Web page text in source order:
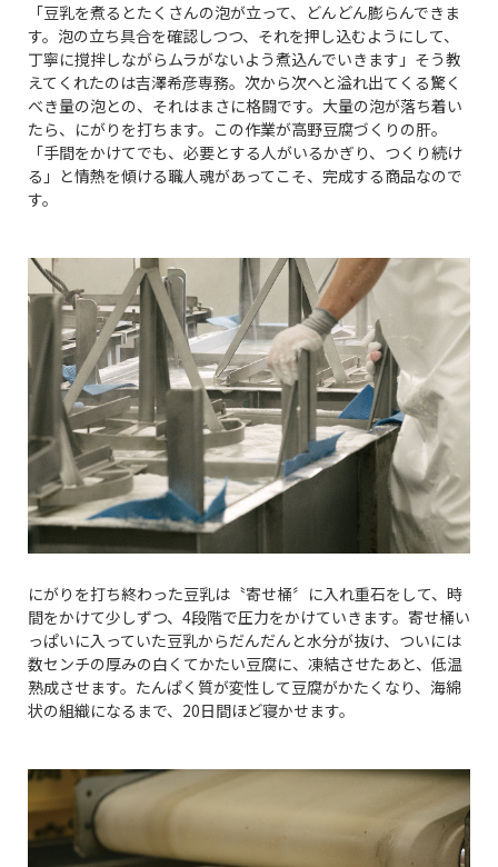
「豆乳を煮るとたくさんの泡が立って、どんどん膨らんできま
す。泡の立ち具合を確認しつつ、それを押し込むようにして、
丁寧に撹拌しながらムラがないよう煮込んでいきます」そう教
えてくれたのは吉澤希彦専務。次から次へと溢れ出てくる驚く
べき量の泡との、それはまさに格闘です。大量の泡が落ち着い
たら、にがりを打ちます。この作業が高野豆腐づくりの肝。
「手間をかけてでも、必要とする人がいるかぎり、つくり続け
る」と情熱を傾ける職人魂があってこそ、完成する商品なので
す。
にがりを打ち終わった豆乳は〝寄せ桶〞に入れ重石をして、時
間をかけて少しずつ、4段階で圧力をかけていきます。寄せ桶い
っぱいに入っていた豆乳からだんだんと水分が抜け、ついには
数センチの厚みの白くてかたい豆腐に、凍結させたあと、低温
熟成させます。たんぱく質が変性して豆腐がかたくなり、海綿
状の組織になるまで、20日間ほど寝かせます。